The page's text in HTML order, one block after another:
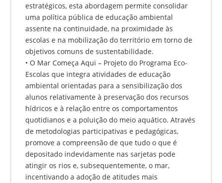
estratégicos, esta abordagem permite consolidar
uma política pública de educação ambiental
assente na continuidade, na proximidade às
escolas e na mobilização do território em torno de
objetivos comuns de sustentabilidade.
• O Mar Começa Aqui – Projeto do Programa Eco-
Escolas que integra atividades de educação
ambiental orientadas para a sensibilização dos
alunos relativamente à preservação dos recursos
hídricos e à relação entre os comportamentos
quotidianos e a poluição do meio aquático. Através
de metodologias participativas e pedagógicas,
promove a compreensão de que tudo o que é
depositado indevidamente nas sarjetas pode
atingir os rios e, subsequentemente, o mar,
incentivando a adoção de atitudes mais